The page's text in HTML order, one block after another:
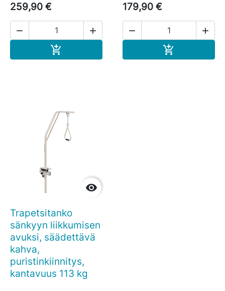
259,90 €
 

179,90 €
 


Trapetsitanko
sänkyyn liikkumisen
avuksi, säädettävä
kahva,
puristinkiinnitys,
kantavuus 113 kg